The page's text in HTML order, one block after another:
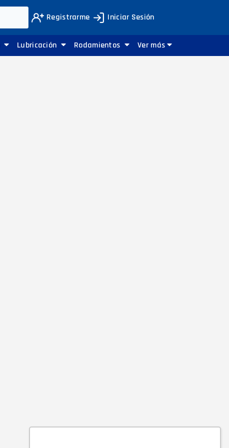
Registrarme Iniciar Sesión
Lubricación Rodamientos Ver más